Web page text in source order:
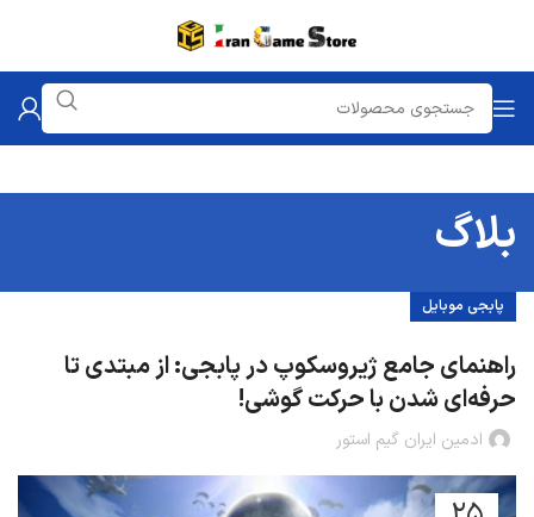
بلاگ
پابجی موبایل
راهنمای جامع ژیروسکوپ در پابجی: از مبتدی تا
حرفه‌ای شدن با حرکت گوشی!
ادمین ایران گیم استور